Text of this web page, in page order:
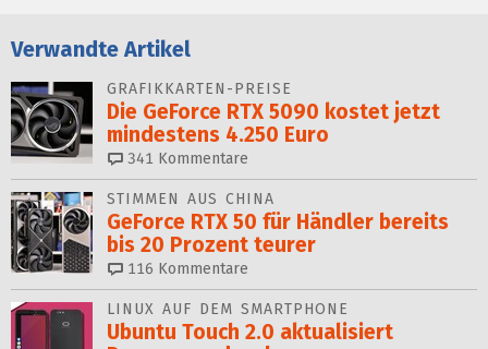
Verwandte Artikel
GRAFIKKARTEN-PREISE
Die GeForce RTX 5090 kostet jetzt
mindestens 4.250 Euro
341 Kommentare
STIMMEN AUS CHINA
GeForce RTX 50 für Händler bereits
bis 20 Prozent teurer
116 Kommentare
LINUX AUF DEM SMARTPHONE
Ubuntu Touch 2.0 aktualisiert